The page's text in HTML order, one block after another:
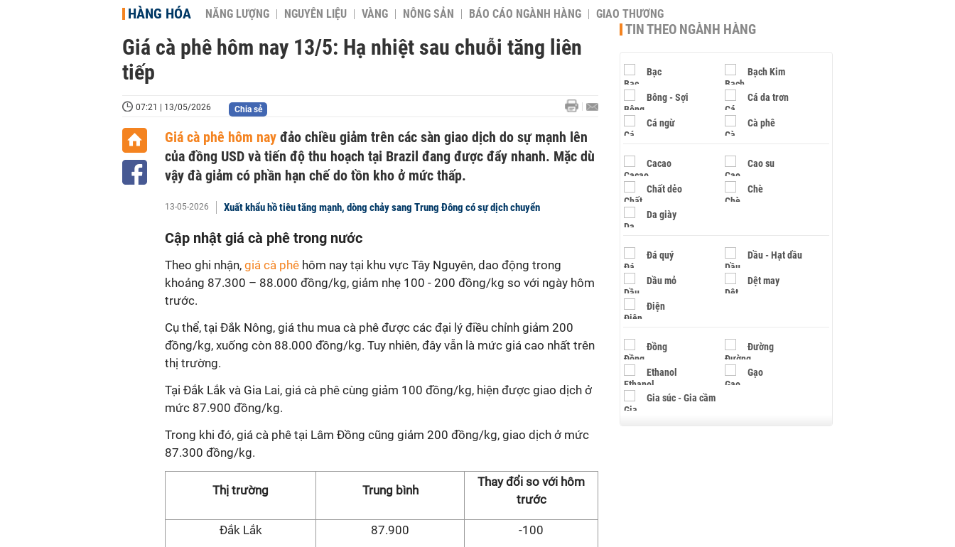
HÀNG HÓA NĂNG LƯỢNG NGUYÊN LIỆU VÀNG NÔNG SẢN BÁO CÁO NGÀNH HÀNG GIAO THƯƠNG
Giá cà phê hôm nay 13/5: Hạ nhiệt sau chuỗi tăng liên
tiếp
07:21 | 13/05/2026 Chia sẻ
Giá cà phê hôm nay đảo chiều giảm trên các sàn giao dịch do sự mạnh lên
của đồng USD và tiến độ thu hoạch tại Brazil đang được đẩy nhanh. Mặc dù
vậy đà giảm có phần hạn chế do tồn kho ở mức thấp.
13-05-2026 Xuất khẩu hồ tiêu tăng mạnh, dòng chảy sang Trung Đông có sự dịch chuyển
Cập nhật giá cà phê trong nước
Theo ghi nhận, giá cà phê hôm nay tại khu vực Tây Nguyên, dao động trong
khoảng 87.300 – 88.000 đồng/kg, giảm nhẹ 100 - 200 đồng/kg so với ngày hôm
trước.
Cụ thể, tại Đắk Nông, giá thu mua cà phê được các đại lý điều chỉnh giảm 200
đồng/kg, xuống còn 88.000 đồng/kg. Tuy nhiên, đây vẫn là mức giá cao nhất trên
thị trường.
Tại Đắk Lắk và Gia Lai, giá cà phê cùng giảm 100 đồng/kg, hiện được giao dịch ở
mức 87.900 đồng/kg.
Trong khi đó, giá cà phê tại Lâm Đồng cũng giảm 200 đồng/kg, giao dịch ở mức
87.300 đồng/kg.
Thị trường Trung bình
Thay đổi so với hôm
trước
Đắk Lắk 87.900 -100
TIN THEO NGÀNH HÀNG
Bạc Bạch Kim
Bông - Sợi Cá da trơn
Cá ngừ Cà phê
Cacao Cao su
Chất dẻo Chè
Da giày
Đá quý Dầu - Hạt dầu
Dầu mỏ Dệt may
Điện
Đồng Đường
Ethanol Gạo
Gia súc - Gia cầm